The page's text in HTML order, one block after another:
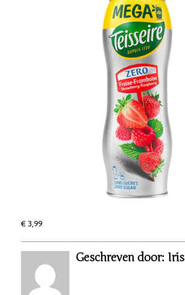
€ 3,99
Geschreven door: Iris